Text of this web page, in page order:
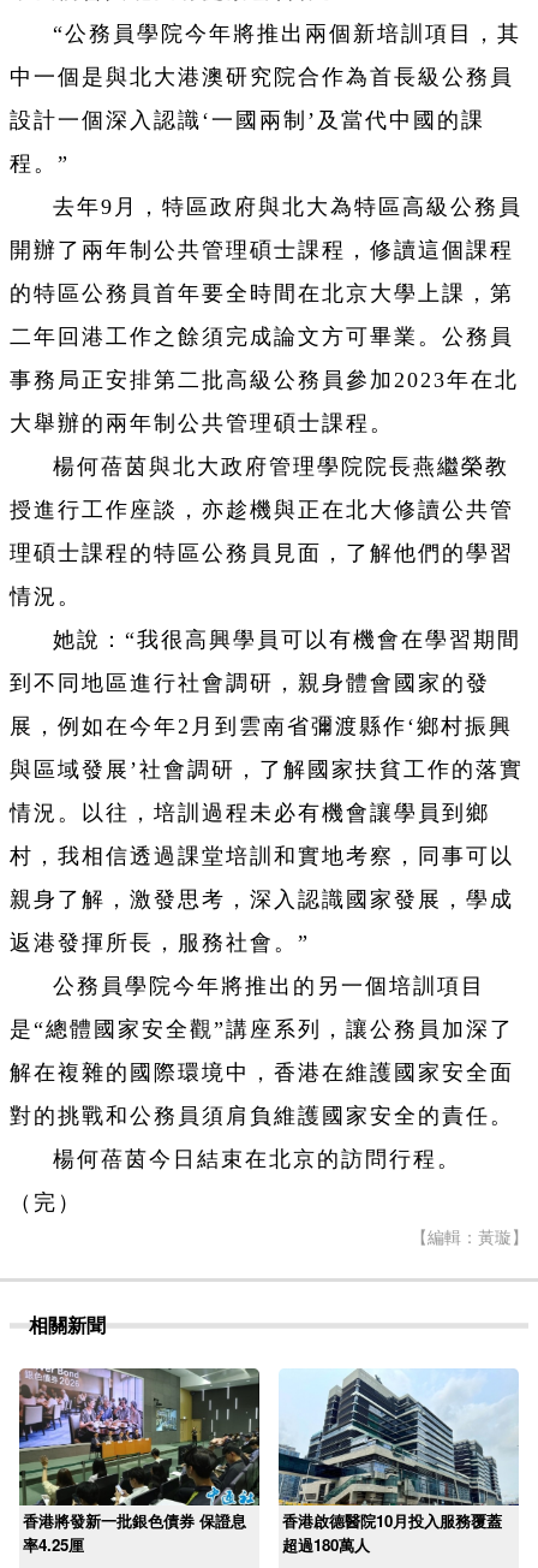
“公務員學院今年將推出兩個新培訓項目，其
中一個是與北大港澳研究院合作為首長級公務員
設計一個深入認識‘一國兩制’及當代中國的課
程。”
去年9月，特區政府與北大為特區高級公務員
開辦了兩年制公共管理碩士課程，修讀這個課程
的特區公務員首年要全時間在北京大學上課，第
二年回港工作之餘須完成論文方可畢業。公務員
事務局正安排第二批高級公務員參加2023年在北
大舉辦的兩年制公共管理碩士課程。
楊何蓓茵與北大政府管理學院院長燕繼榮教
授進行工作座談，亦趁機與正在北大修讀公共管
理碩士課程的特區公務員見面，了解他們的學習
情況。
她說：“我很高興學員可以有機會在學習期間
到不同地區進行社會調研，親身體會國家的發
展，例如在今年2月到雲南省彌渡縣作‘鄉村振興
與區域發展’社會調研，了解國家扶貧工作的落實
情況。以往，培訓過程未必有機會讓學員到鄉
村，我相信透過課堂培訓和實地考察，同事可以
親身了解，激發思考，深入認識國家發展，學成
返港發揮所長，服務社會。”
公務員學院今年將推出的另一個培訓項目
是“總體國家安全觀”講座系列，讓公務員加深了
解在複雜的國際環境中，香港在維護國家安全面
對的挑戰和公務員須肩負維護國家安全的責任。
楊何蓓茵今日結束在北京的訪問行程。
（完）
【編輯：黃璇】
相關新聞
香港將發新一批銀色債券 保證息
率4.25厘
香港啟德醫院10月投入服務覆蓋
超過180萬人